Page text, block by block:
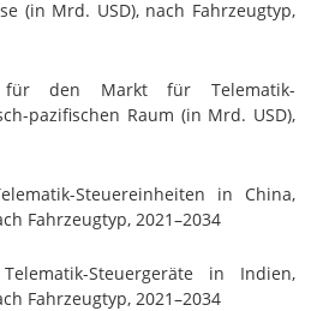
(in Mrd. USD), nach Fahrzeugtyp,
für den Markt für Telematik-
pazifischen Raum (in Mrd. USD),
Steuereinheiten in China,
Fahrzeugtyp, 2021–2034
Steuergeräte in Indien,
Fahrzeugtyp, 2021–2034